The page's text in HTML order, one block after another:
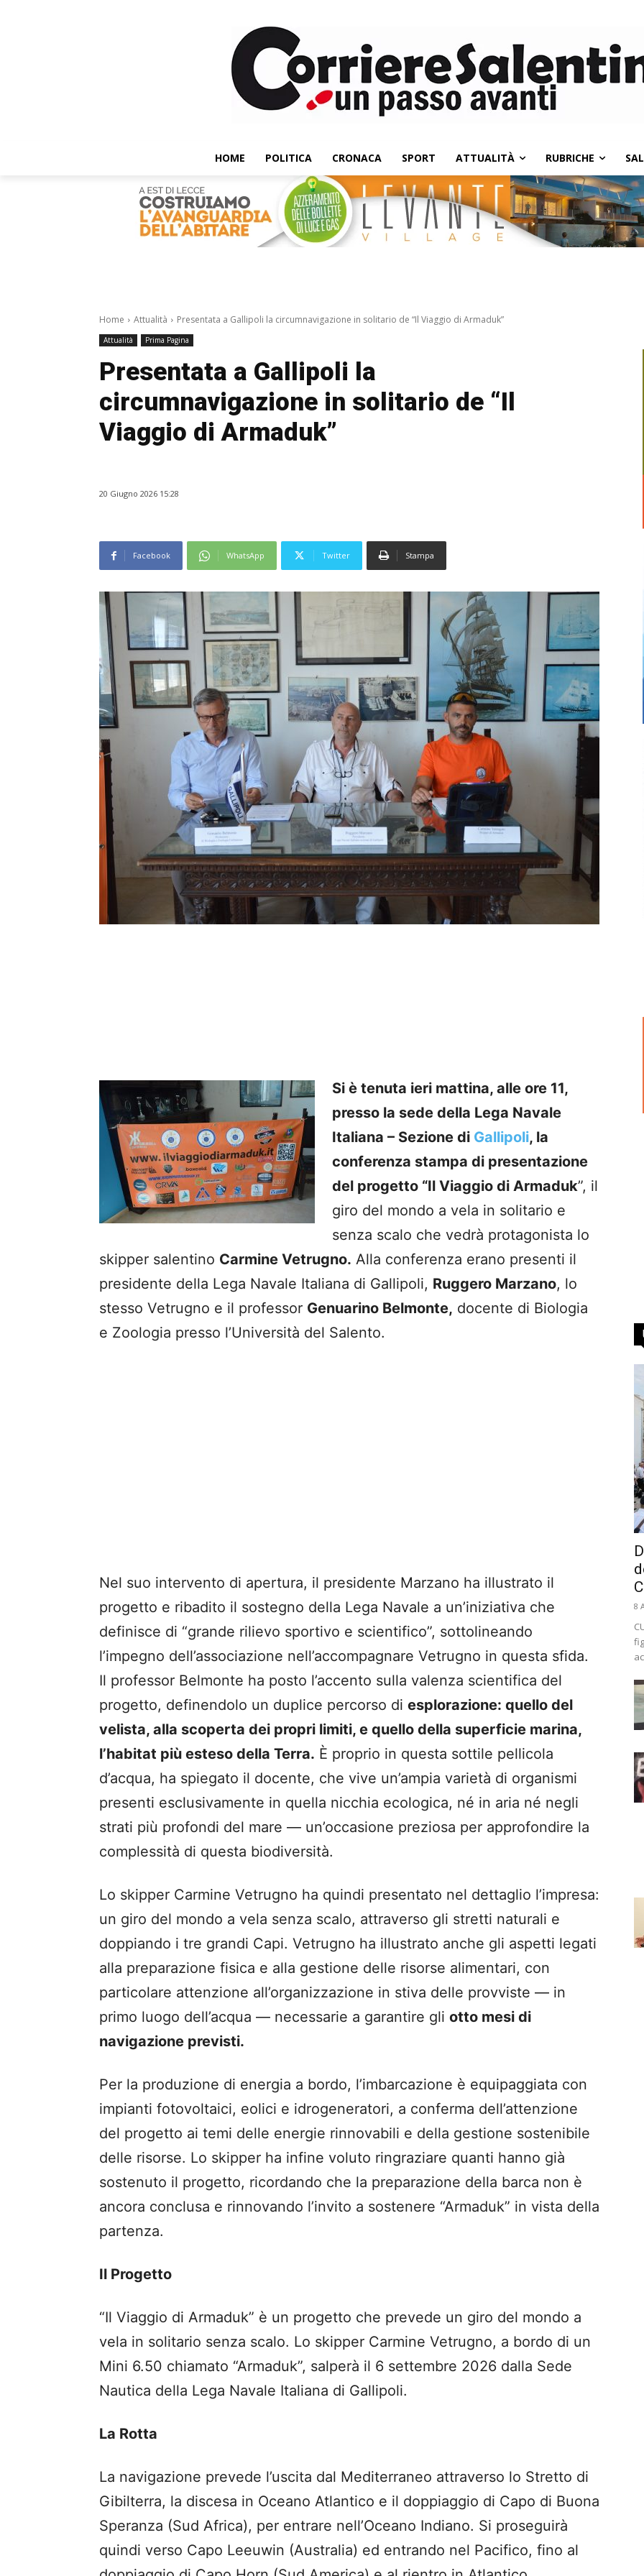
HOME POLITICA CRONACA SPORT ATTUALITÀ RUBRICHE
Home Attualità Presentata a Gallipoli la circumnavigazione in solitario de “Il Viaggio di Armaduk”
Attualità Prima Pagina
Presentata a Gallipoli la
circumnavigazione in solitario de “Il
Viaggio di Armaduk”
20 Giugno 2026 15:28
Facebook WhatsApp Twitter Stampa
Si è tenuta ieri mattina, alle ore 11,
presso la sede della Lega Navale
Italiana – Sezione di Gallipoli, la
conferenza stampa di presentazione
del progetto “Il Viaggio di Armaduk”, il
giro del mondo a vela in solitario e
senza scalo che vedrà protagonista lo
skipper salentino Carmine Vetrugno. Alla conferenza erano presenti il
presidente della Lega Navale Italiana di Gallipoli, Ruggero Marzano, lo
stesso Vetrugno e il professor Genuarino Belmonte, docente di Biologia
e Zoologia presso l’Università del Salento.
Nel suo intervento di apertura, il presidente Marzano ha illustrato il
progetto e ribadito il sostegno della Lega Navale a un’iniziativa che
definisce di “grande rilievo sportivo e scientifico”, sottolineando
l’impegno dell’associazione nell’accompagnare Vetrugno in questa sfida.
Il professor Belmonte ha posto l’accento sulla valenza scientifica del
progetto, definendolo un duplice percorso di esplorazione: quello del
velista, alla scoperta dei propri limiti, e quello della superficie marina,
l’habitat più esteso della Terra. È proprio in questa sottile pellicola
d’acqua, ha spiegato il docente, che vive un’ampia varietà di organismi
presenti esclusivamente in quella nicchia ecologica, né in aria né negli
strati più profondi del mare — un’occasione preziosa per approfondire la
complessità di questa biodiversità.
Lo skipper Carmine Vetrugno ha quindi presentato nel dettaglio l’impresa:
un giro del mondo a vela senza scalo, attraverso gli stretti naturali e
doppiando i tre grandi Capi. Vetrugno ha illustrato anche gli aspetti legati
alla preparazione fisica e alla gestione delle risorse alimentari, con
particolare attenzione all’organizzazione in stiva delle provviste — in
primo luogo dell’acqua — necessarie a garantire gli otto mesi di
navigazione previsti.
Per la produzione di energia a bordo, l’imbarcazione è equipaggiata con
impianti fotovoltaici, eolici e idrogeneratori, a conferma dell’attenzione
del progetto ai temi delle energie rinnovabili e della gestione sostenibile
delle risorse. Lo skipper ha infine voluto ringraziare quanti hanno già
sostenuto il progetto, ricordando che la preparazione della barca non è
ancora conclusa e rinnovando l’invito a sostenere “Armaduk” in vista della
partenza.
Il Progetto
“Il Viaggio di Armaduk” è un progetto che prevede un giro del mondo a
vela in solitario senza scalo. Lo skipper Carmine Vetrugno, a bordo di un
Mini 6.50 chiamato “Armaduk”, salperà il 6 settembre 2026 dalla Sede
Nautica della Lega Navale Italiana di Gallipoli.
La Rotta
La navigazione prevede l’uscita dal Mediterraneo attraverso lo Stretto di
Gibilterra, la discesa in Oceano Atlantico e il doppiaggio di Capo di Buona
Speranza (Sud Africa), per entrare nell’Oceano Indiano. Si proseguirà
quindi verso Capo Leeuwin (Australia) ed entrando nel Pacifico, fino al
8